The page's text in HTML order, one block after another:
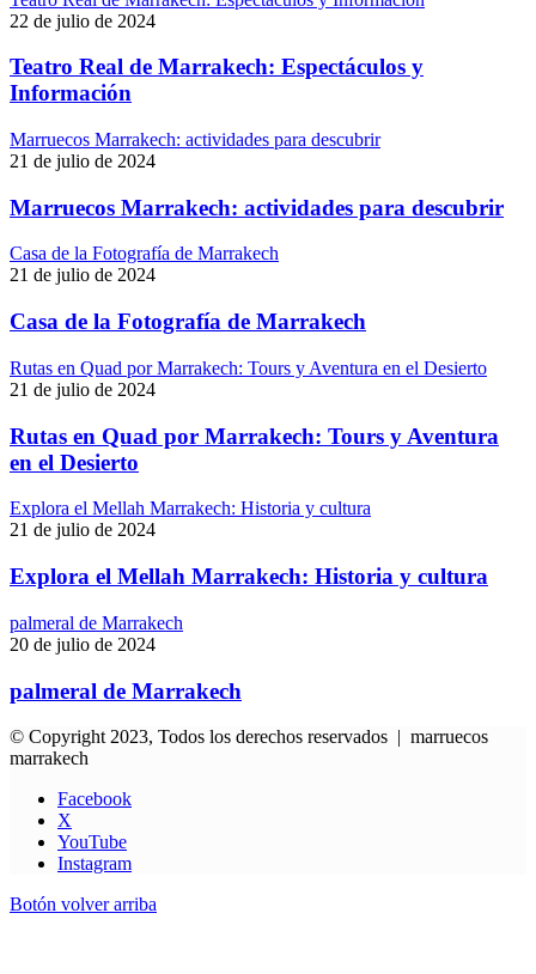
22 de julio de 2024
Teatro Real de Marrakech: Espectáculos y
Información
Marruecos Marrakech: actividades para descubrir
21 de julio de 2024
Marruecos Marrakech: actividades para descubrir
Casa de la Fotografía de Marrakech
21 de julio de 2024
Casa de la Fotografía de Marrakech
Rutas en Quad por Marrakech: Tours y Aventura en el Desierto
21 de julio de 2024
Rutas en Quad por Marrakech: Tours y Aventura
en el Desierto
Explora el Mellah Marrakech: Historia y cultura
21 de julio de 2024
Explora el Mellah Marrakech: Historia y cultura
palmeral de Marrakech
20 de julio de 2024
palmeral de Marrakech
© Copyright 2023, Todos los derechos reservados | marruecos
marrakech
Facebook
X
YouTube
Instagram
Botón volver arriba